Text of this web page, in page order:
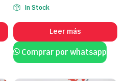
In Stock
Leer más
Comprar por whatsapp